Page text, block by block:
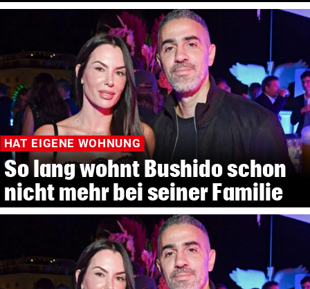
HAT EIGENE WOHNUNG
So lang wohnt Bushido schon
nicht mehr bei seiner Familie